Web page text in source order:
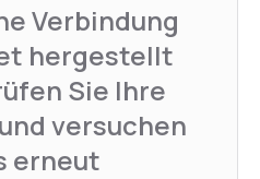
Verbindung
hergestellt
Sie Ihre
versuchen
erneut